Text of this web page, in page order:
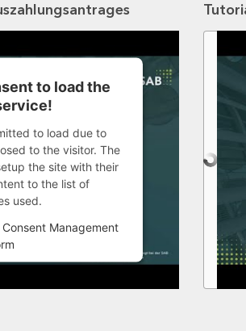
to load the
to load due to
to the visitor. The
the site with their
to the list of
used.
Management